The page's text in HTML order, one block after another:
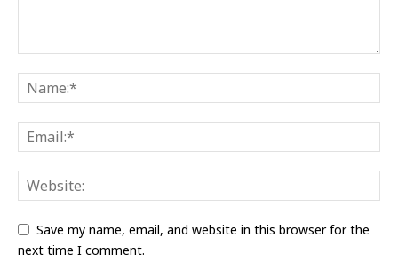
Save my name, email, and website in this browser for the
next time I comment.